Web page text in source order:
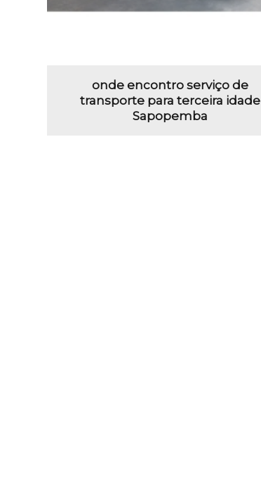
onde encontro serviço de
transporte para terceira idade
Sapopemba